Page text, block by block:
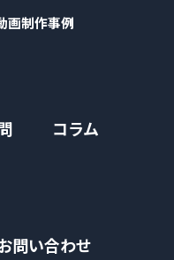
画制作事例
コラム
問い合わせ